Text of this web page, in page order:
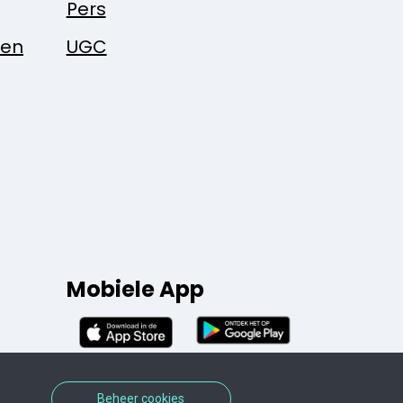
Pers
UGC
Mobiele App
Beheer cookies